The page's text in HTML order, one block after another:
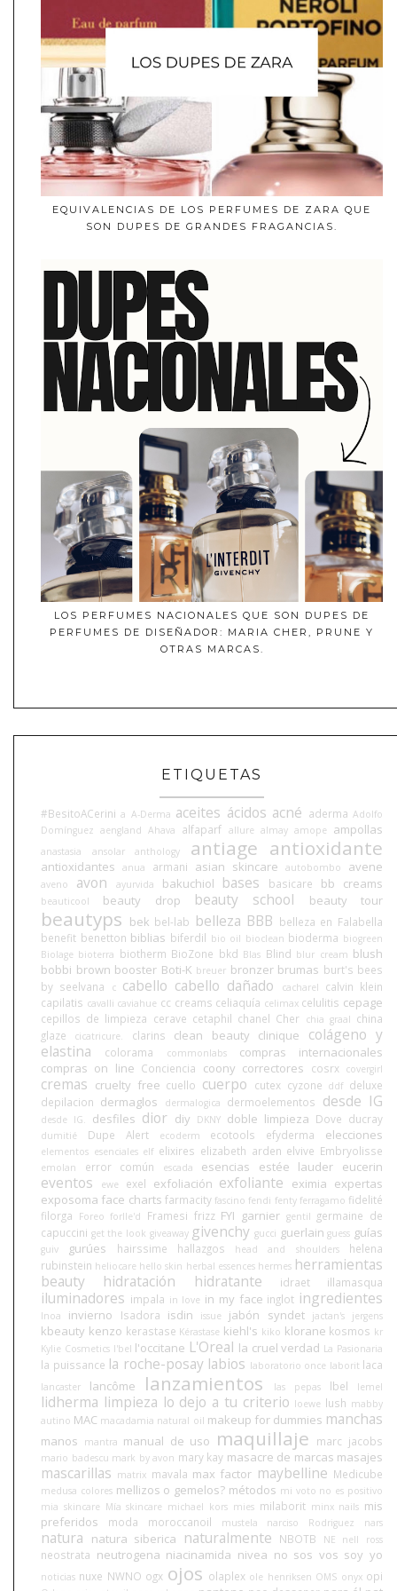
EQUIVALENCIAS DE LOS PERFUMES DE ZARA QUE
SON DUPES DE GRANDES FRAGANCIAS.
LOS PERFUMES NACIONALES QUE SON DUPES DE
PERFUMES DE DISEÑADOR: MARIA CHER, PRUNE Y
OTRAS MARCAS.
ETIQUETAS
#BesitoACerini a A-Derma aceites ácidos acné aderma Adolfo
Domínguez aengland Ahava alfaparf allure almay amope ampollas
anastasia ansolar anthology antiage antioxidante
antioxidantes anua armani asian skincare autobombo avene
aveno avon ayurvida bakuchiol bases basicare bb creams
beauticool beauty drop beauty school beauty tour
beautyps bek bel-lab belleza BBB belleza en Falabella
benefit benetton biblias biferdil bio oil bioclean bioderma biogreen
Biolage bioterra biotherm BioZone bkd Blas Blind blur cream blush
bobbi brown booster Boti-K breuer bronzer brumas burt's bees
by seelvana
c cabello cabello dañado cacharel
calvin klein
capilatis cavalli caviahue cc creams celiaquía celimax celulitis cepage
cepillos de limpieza cerave cetaphil chanel Cher chia graal china
glaze
cicatricure. clarins clean beauty clinique
colágeno y
elastina
colorama commonlabs
compras internacionales
compras on line Conciencia coony correctores cosrx covergirl
cremas cruelty free cuello cuerpo cutex cyzone ddf deluxe
depilacion dermaglos dermalogica dermoelementos desde IG
desde IG. desfiles dior diy DKNY doble limpieza Dove ducray
dumitié Dupe Alert ecoderm ecotools efyderma elecciones
elementos esenciales elf elixires elizabeth arden elvive Embryolisse
emolan error común escada esencias estée lauder eucerin
eventos ewe exel exfoliación exfoliante eximia expertas
exposoma face charts farmacity fascino fendi fenty ferragamo fidelité
filorga
Foreo forlle'd Framesi frizz FYI garnier gentil germaine de
capuccini get the look giveaway givenchy gucci guerlain guess guías
guiv gurúes hairssime hallazgos head and shoulders
helena
rubinstein heliocare hello skin herbal essences hermes herramientas
beauty
hidratación hidratante idraet illamasqua
iluminadores impala in love in my face inglot ingredientes
Inoa invierno Isadora isdin issue jabón syndet jactan's jergens
kbeauty kenzo kerastase Kérastase kiehl's kiko klorane kosmos kr
Kylie Cosmetics l'bel l'occitane L'Oreal la cruel verdad La Pasionaria
la puissance la roche-posay labios laboratorio once laborit laca
lancaster lancôme lanzamientos las pepas lbel lemel
lidherma limpieza lo dejo a tu criterio loewe lush mabby
autino MAC macadamia natural oil makeup for dummies manchas
manos mantra manual de uso maquillaje marc jacobs
mario badescu mark by avon mary kay masacre de marcas masajes
mascarillas matrix mavala max factor maybelline Medicube
medusa colores mellizos o gemelos? métodos mi voto no es positivo
mia skincare Mía skincare michael kors mies milaborit minx nails mis
preferidos
moda moroccanoil mustela narciso Rodriguez nars
natura natura siberica naturalmente NBOTB NE nell ross
neostrata neutrogena niacinamida nivea no sos vos soy yo
noticias nuxe NWNO ogx ojos olaplex ole henriksen OMS onyx opi